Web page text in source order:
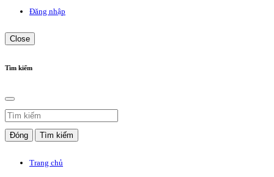
Đăng nhập
Close
Tìm kiếm
Đóng Tìm kiếm
Trang chủ